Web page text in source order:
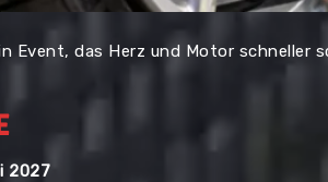
Event, das Herz und Motor schneller
2027